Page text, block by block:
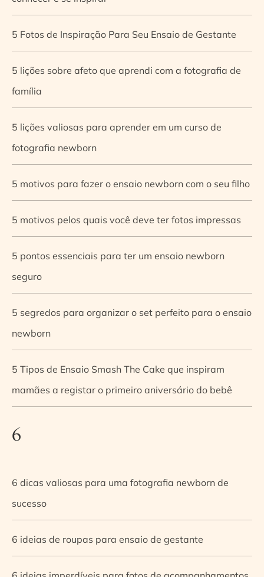
5 Fotos de Inspiração Para Seu Ensaio de Gestante
5 lições sobre afeto que aprendi com a fotografia de
família
5 lições valiosas para aprender em um curso de
fotografia newborn
5 motivos para fazer o ensaio newborn com o seu filho
5 motivos pelos quais você deve ter fotos impressas
5 pontos essenciais para ter um ensaio newborn
seguro
5 segredos para organizar o set perfeito para o ensaio
newborn
5 Tipos de Ensaio Smash The Cake que inspiram
mamães a registar o primeiro aniversário do bebê
6
6 dicas valiosas para uma fotografia newborn de
sucesso
6 ideias de roupas para ensaio de gestante